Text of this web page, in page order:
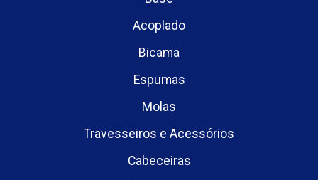
Acoplado
Bicama
Espumas
Molas
Travesseiros e Acessórios
Cabeceiras